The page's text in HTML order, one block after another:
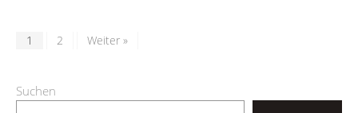
1 2 Weiter »
Suchen